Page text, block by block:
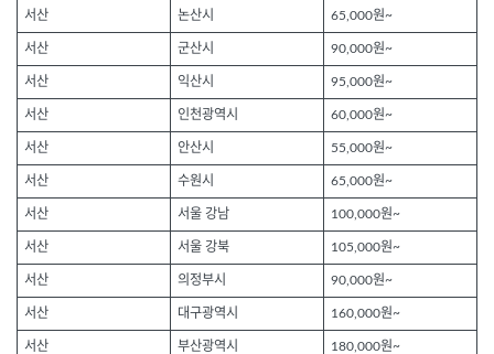
서산 논산시 65,000원~
서산 군산시 90,000원~
서산 익산시 95,000원~
서산 인천광역시 60,000원~
서산 안산시 55,000원~
서산 수원시 65,000원~
서산 서울 강남 100,000원~
서산 서울 강북 105,000원~
서산 의정부시 90,000원~
서산 대구광역시 160,000원~
서산 부산광역시 180,000원~